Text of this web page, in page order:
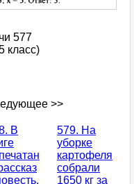
577
класс)
>>
В
579. На
уборке
картофеля
собрали
1650 кг за